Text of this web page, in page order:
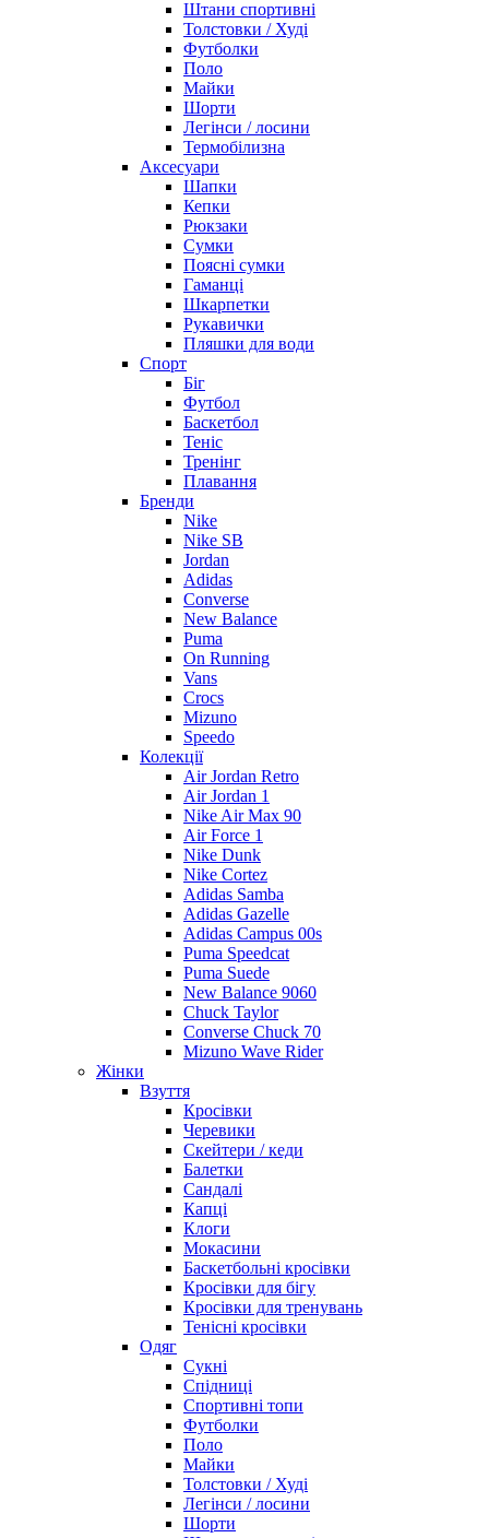
Штани спортивні
Толстовки / Худі
Футболки
Поло
Майки
Шорти
Легінси / лосини
Термобілизна
Аксесуари
Шапки
Кепки
Рюкзаки
Сумки
Поясні сумки
Гаманці
Шкарпетки
Рукавички
Пляшки для води
Спорт
Біг
Футбол
Баскетбол
Теніс
Тренінг
Плавання
Бренди
Nike
Nike SB
Jordan
Adidas
Converse
New Balance
Puma
On Running
Vans
Crocs
Mizuno
Speedo
Колекції
Air Jordan Retro
Air Jordan 1
Nike Air Max 90
Air Force 1
Nike Dunk
Nike Cortez
Adidas Samba
Adidas Gazelle
Adidas Campus 00s
Puma Speedcat
Puma Suede
New Balance 9060
Chuck Taylor
Converse Chuck 70
Mizuno Wave Rider
Жінки
Взуття
Кросівки
Черевики
Скейтери / кеди
Балетки
Сандалі
Капці
Клоги
Мокасини
Баскетбольні кросівки
Кросівки для бігу
Кросівки для тренувань
Тенісні кросівки
Одяг
Сукні
Спідниці
Спортивні топи
Футболки
Поло
Майки
Толстовки / Худі
Легінси / лосини
Шорти